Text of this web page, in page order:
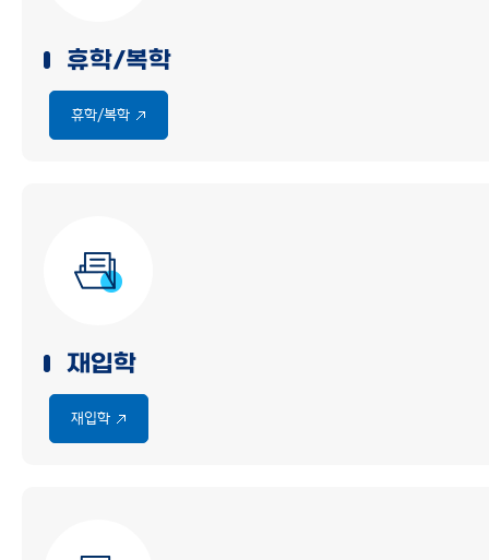
휴학/복학
휴학/복학
재입학
재입학